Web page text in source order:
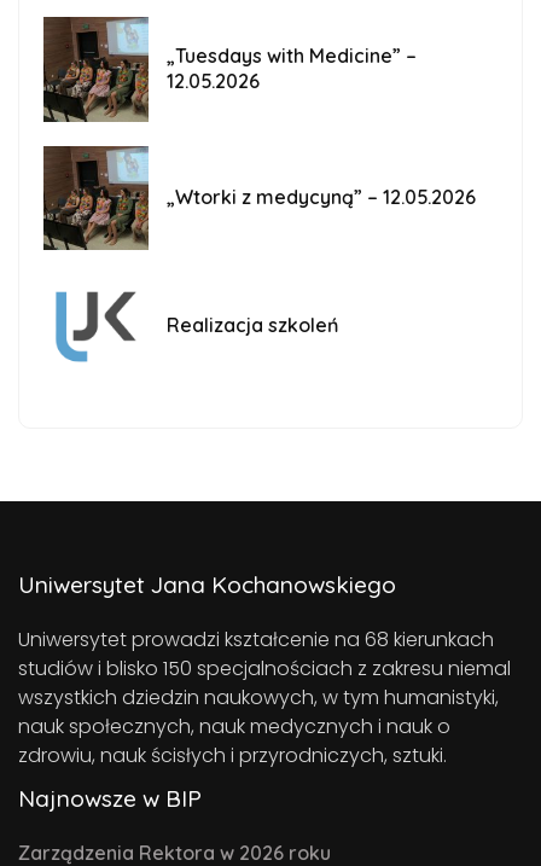
„Tuesdays with Medicine” –
12.05.2026
„Wtorki z medycyną” – 12.05.2026
Realizacja szkoleń
Uniwersytet Jana Kochanowskiego
Uniwersytet prowadzi kształcenie na 68 kierunkach
studiów i blisko 150 specjalnościach z zakresu niemal
wszystkich dziedzin naukowych, w tym humanistyki,
nauk społecznych, nauk medycznych i nauk o
zdrowiu, nauk ścisłych i przyrodniczych, sztuki.
Najnowsze w BIP
Zarządzenia Rektora w 2026 roku